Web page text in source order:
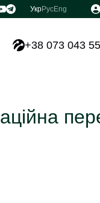
УкрРусEng
+38 073 043